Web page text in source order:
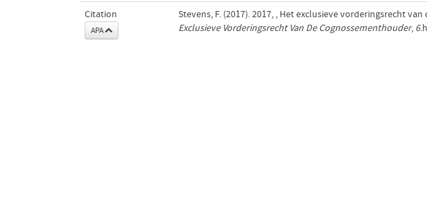
Citation
APA
Stevens, F. (2017). 2017, , Het exclusieve vorderingsrecht
Exclusieve Vorderingsrecht Van De Cognossementhouder, 6